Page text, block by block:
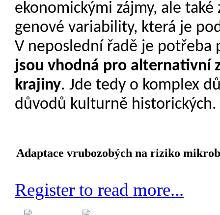
ekonomickými zájmy, ale
genové variability, která je
V neposlední řadě je
jsou vhodná pro alternativní
krajiny. Jde tedy o komplex
důvodů kulturně historických.
Adaptace vrubozobých na riziko
Register to read more...